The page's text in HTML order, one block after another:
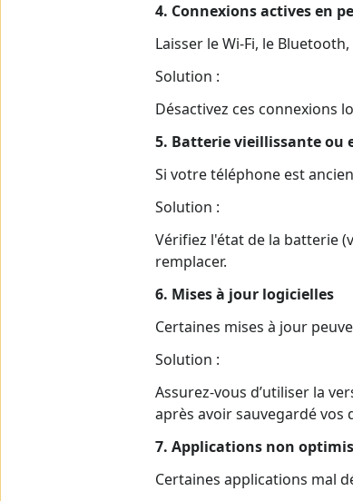
4. Connexions actives en
Laisser le Wi-Fi, le
Solution :
Désactivez ces connexions
5. Batterie vieillissante ou
Si votre téléphone est
Solution :
Vérifiez l'état de la batterie
remplacer.
6. Mises à jour logicielles
Certaines mises à jour
Solution :
Assurez-vous d’utiliser la
après avoir sauvegardé vos
7. Applications non
Certaines applications mal